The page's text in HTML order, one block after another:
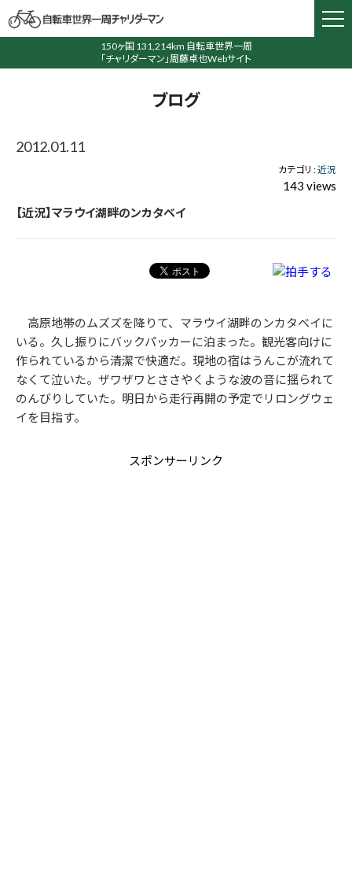
150ヶ国 131,214km 自転車世界一周
「チャリダーマン」周藤卓也Webサイト
ブログ
2012.01.11
カテゴリ :近況
143 views
【近況】マラウイ湖畔のンカタベイ
高原地帯のムズズを降りて、マラウイ湖畔のンカタベイに
いる。久し振りにバックパッカーに泊まった。観光客向けに
作られているから清潔で快適だ。現地の宿はうんこが流れて
なくて泣いた。ザワザワとささやくような波の音に揺られて
のんびりしていた。明日から走行再開の予定でリロングウェ
イを目指す。
スポンサーリンク